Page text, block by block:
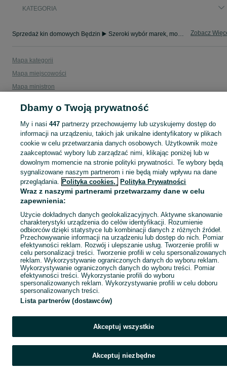
KATEGORIA
Sprzedaż kin domowych Będzin ▶️ Szeroki wybór marek, modeli, rozmiarów i konfiguracji ✅ Nowe i używane w dobrych cenach ✌ Sprawdź oferty na OLX.pl! Zobacz
Mapa kategorii
Mapa miejscowości
Mapa ministron
Dbamy o Twoją prywatność
My i nasi447 partnerzy przechowujemy lub uzyskujemy dostęp do
informacji na urządzeniu, takich jak unikalne identyfikatory w plikach
cookie w celu przetwarzania danych osobowych. Użytkownik może
zaakceptować wybory lub zarządzać nimi, klikając poniżej lub w
dowolnym momencie na stronie polityki prywatności. Te wybory będą
sygnalizowane naszym partnerom i nie będą miały wpływu na dane
przeglądania. Polityka cookies, Polityka Prywatności
Wraz z naszymi partnerami przetwarzamy dane w celu
zapewnienia:
Użycie dokładnych danych geolokalizacyjnych. Aktywne skanowanie
charakterystyki urządzenia do celów identyfikacji. Rozumienie
odbiorców dzięki statystyce lub kombinacji danych z różnych źródeł.
Przechowywanie informacji na urządzeniu lub dostęp do nich. Pomiar
efektywności reklam. Rozwój i ulepszanie usług. Tworzenie profili w
celu personalizacji treści. Tworzenie profili w celu spersonalizowanych
reklam. Wykorzystywanie ograniczonych danych do wyboru reklam.
Wykorzystywanie ograniczonych danych do wyboru treści. Pomiar
efektywności treści. Wykorzystanie profili do wyboru
spersonalizowanych reklam. Wykorzystywanie profili w celu doboru
spersonalizowanych treści.
Lista partnerów (dostawców)
Akceptuj wszystkie
Akceptuj niezbędne